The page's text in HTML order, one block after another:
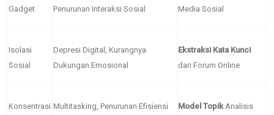
Gadget
Penurunan Interaksi Sosial
Media Sosial
Isolasi
Sosial
Depresi Digital, Kurangnya
Dukungan Emosional
Ekstraksi Kata Kunci
dari Forum Online
Konsentrasi Multitasking, Penurunan Efisiensi
Model TopikAnalisis